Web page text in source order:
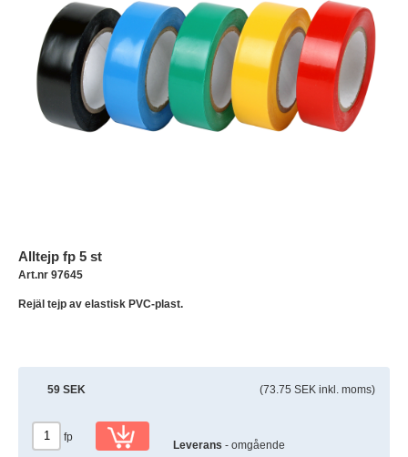
Alltejp fp 5 st
Art.nr 97645
Rejäl tejp av elastisk PVC-plast.
59 SEK (73.75 SEK inkl. moms)
fp
Leverans - omgående